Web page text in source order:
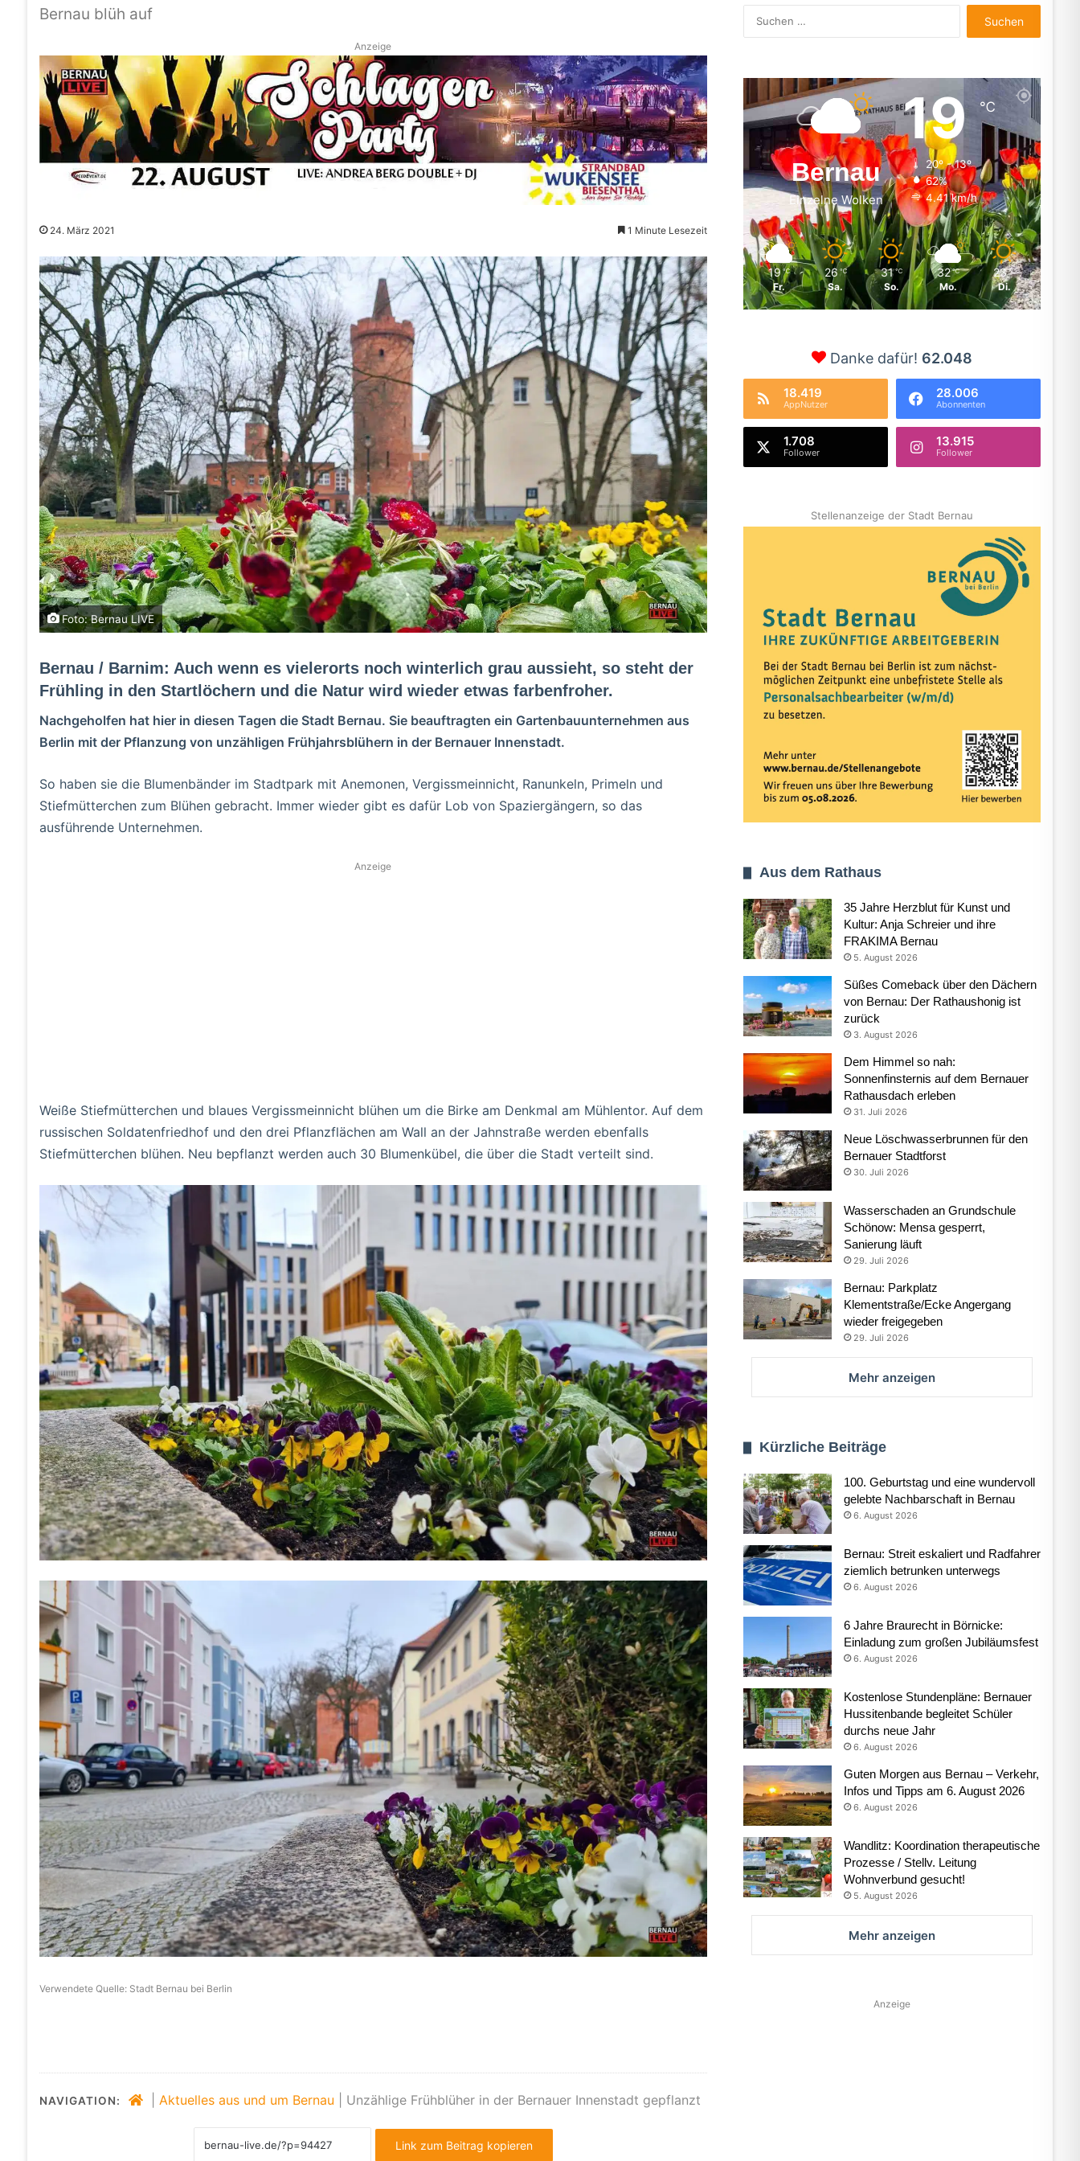
Bernau blüh auf
Anzeige
24. März 2021 1 Minute Lesezeit
Foto: Bernau LIVE
Bernau / Barnim: Auch wenn es vielerorts noch winterlich grau aussieht, so steht der
Frühling in den Startlöchern und die Natur wird wieder etwas farbenfroher.
Nachgeholfen hat hier in diesen Tagen die Stadt Bernau. Sie beauftragten ein Gartenbauunternehmen aus
Berlin mit der Pflanzung von unzähligen Frühjahrsblühern in der Bernauer Innenstadt.
So haben sie die Blumenbänder im Stadtpark mit Anemonen, Vergissmeinnicht, Ranunkeln, Primeln und
Stiefmütterchen zum Blühen gebracht. Immer wieder gibt es dafür Lob von Spaziergängern, so das
ausführende Unternehmen.
Anzeige
Weiße Stiefmütterchen und blaues Vergissmeinnicht blühen um die Birke am Denkmal am Mühlentor. Auf dem
russischen Soldatenfriedhof und den drei Pflanzflächen am Wall an der Jahnstraße werden ebenfalls
Stiefmütterchen blühen. Neu bepflanzt werden auch 30 Blumenkübel, die über die Stadt verteilt sind.
Verwendete Quelle: Stadt Bernau bei Berlin
NAVIGATION: Aktuelles aus und um Bernau Unzählige Frühblüher in der Bernauer Innenstadt gepflanzt
Link zum Beitrag kopieren
nach:
Bernau
Einzelne Wolken
19℃
20º - 13º
62%
4.41 km/h
19 ℃
Fr.
26 ℃
Sa.
31 ℃
So.
32 ℃
Mo.
23 ℃
Di.
Danke dafür! 62.048
18.419
AppNutzer
28.006
Abonnenten
1.708
Follower
13.915
Follower
Stellenanzeige der Stadt Bernau
Aus dem Rathaus
35 Jahre Herzblut für Kunst und
Kultur: Anja Schreier und ihre
FRAKIMA Bernau
5. August 2026
Süßes Comeback über den Dächern
von Bernau: Der Rathaushonig ist
zurück
3. August 2026
Dem Himmel so nah:
Sonnenfinsternis auf dem Bernauer
Rathausdach erleben
31. Juli 2026
Neue Löschwasserbrunnen für den
Bernauer Stadtforst
30. Juli 2026
Wasserschaden an Grundschule
Schönow: Mensa gesperrt,
Sanierung läuft
29. Juli 2026
Bernau: Parkplatz
Klementstraße/Ecke Angergang
wieder freigegeben
29. Juli 2026
Mehr anzeigen
Kürzliche Beiträge
100. Geburtstag und eine wundervoll
gelebte Nachbarschaft in Bernau
6. August 2026
Bernau: Streit eskaliert und Radfahrer
ziemlich betrunken unterwegs
6. August 2026
6 Jahre Braurecht in Börnicke:
Einladung zum großen Jubiläumsfest
6. August 2026
Kostenlose Stundenpläne: Bernauer
Hussitenbande begleitet Schüler
durchs neue Jahr
6. August 2026
Guten Morgen aus Bernau – Verkehr,
Infos und Tipps am 6. August 2026
6. August 2026
Wandlitz: Koordination therapeutische
Prozesse / Stellv. Leitung
Wohnverbund gesucht!
5. August 2026
Mehr anzeigen
Anzeige